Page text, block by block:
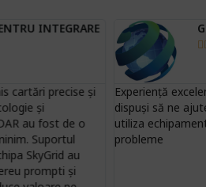
General Survey
Experiență excelentă. Au fost prompți,
dispuși să ne ajute, inclusiv cu
utiliza echipamentele și a începe
probleme